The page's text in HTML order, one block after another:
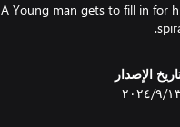
A Young man gets to fill in for
الإصدار
١٣‏/٩‏/٢٠٢٤